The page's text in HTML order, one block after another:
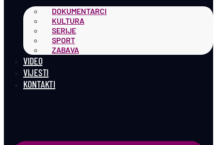
DOKUMENTARCI
KULTURA
SERIJE
SPORT
ZABAVA
VIDEO
VIJESTI
KONTAKTI